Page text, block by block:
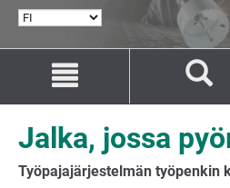
sisältöön
navigaatioon
Jalka, jossa
Työpajajärjestelmän työpenkin